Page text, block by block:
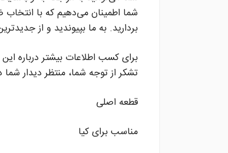
شما اطمینان می‌دهیم که با
بردارید. به ما بپیوندید و از
برای کسب اطلاعات بیشتر درباره
تشکر از توجه شما، منتظر دیدار
قطعه اصلی
مناسب برای کیا